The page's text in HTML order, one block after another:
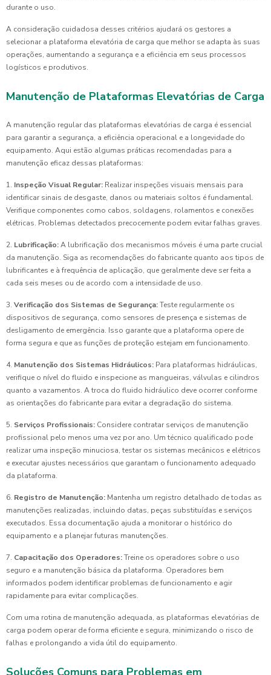
durante o uso.
A consideração cuidadosa desses critérios ajudará os gestores a
selecionar a plataforma elevatória de carga que melhor se adapta às suas
operações, aumentando a segurança e a eficiência em seus processos
logísticos e produtivos.
Manutenção de Plataformas Elevatórias de Carga
A manutenção regular das plataformas elevatórias de carga é essencial
para garantir a segurança, a eficiência operacional e a longevidade do
equipamento. Aqui estão algumas práticas recomendadas para a
manutenção eficaz dessas plataformas:
1. Inspeção Visual Regular: Realizar inspeções visuais mensais para
identificar sinais de desgaste, danos ou materiais soltos é fundamental.
Verifique componentes como cabos, soldagens, rolamentos e conexões
elétricas. Problemas detectados precocemente podem evitar falhas graves.
2. Lubrificação:A lubrificação dos mecanismos móveis é uma parte crucial
da manutenção. Siga as recomendações do fabricante quanto aos tipos de
lubrificantes e à frequência de aplicação, que geralmente deve ser feita a
cada seis meses ou de acordo com a intensidade de uso.
3. Verificação dos Sistemas de Segurança:Teste regularmente os
dispositivos de segurança, como sensores de presença e sistemas de
desligamento de emergência. Isso garante que a plataforma opere de
forma segura e que as funções de proteção estejam em funcionamento.
4. Manutenção dos Sistemas Hidráulicos: Para plataformas hidráulicas,
verifique o nível do fluido e inspecione as mangueiras, válvulas e cilindros
quanto a vazamentos. A troca do fluido hidráulico deve ocorrer conforme
as orientações do fabricante para evitar a degradação do sistema.
5. Serviços Profissionais: Considere contratar serviços de manutenção
profissional pelo menos uma vez por ano. Um técnico qualificado pode
realizar uma inspeção minuciosa, testar os sistemas mecânicos e elétricos
e executar ajustes necessários que garantam o funcionamento adequado
da plataforma.
6. Registro de Manutenção: Mantenha um registro detalhado de todas as
manutenções realizadas, incluindo datas, peças substituídas e serviços
executados. Essa documentação ajuda a monitorar o histórico do
equipamento e a planejar futuras manutenções.
7. Capacitação dos Operadores:Treine os operadores sobre o uso
seguro e a manutenção básica da plataforma. Operadores bem
informados podem identificar problemas de funcionamento e agir
rapidamente para evitar complicações.
Com uma rotina de manutenção adequada, as plataformas elevatórias de
carga podem operar de forma eficiente e segura, minimizando o risco de
falhas e prolongando a vida útil do equipamento.
Soluções Comuns para Problemas em